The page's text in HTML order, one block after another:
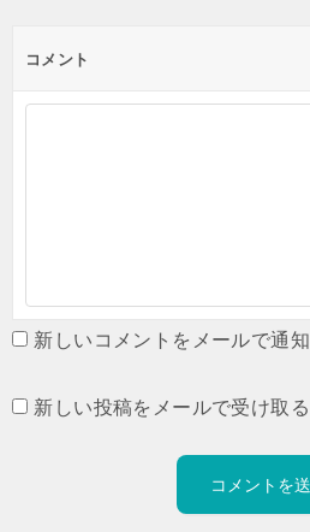
コメント
新しいコメントをメールで通知
新しい投稿をメールで受け取る